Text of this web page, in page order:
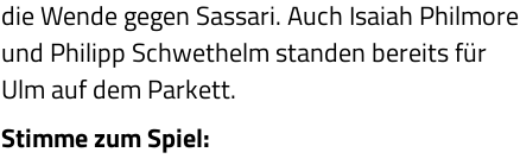
die Wende gegen Sassari. Auch Isaiah Philmore
und Philipp Schwethelm standen bereits für
Ulm auf dem Parkett.
Stimme zum Spiel: